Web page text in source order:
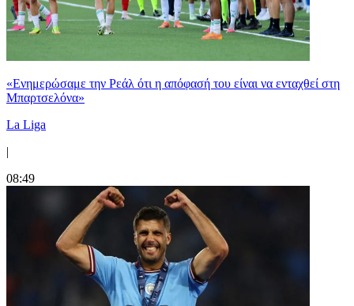
«Ενημερώσαμε την Ρεάλ ότι η απόφασή του είναι να ενταχθεί στη
Μπαρτσελόνα»
La Liga
|
08:49